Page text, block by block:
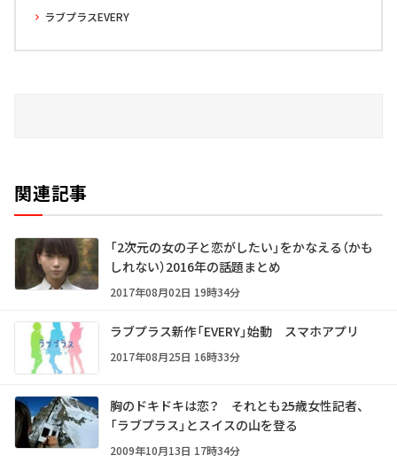
ラブプラスEVERY
関連記事
「2次元の女の子と恋がしたい」をかなえる（かも
しれない）2016年の話題まとめ
2017年08月02日 19時34分
ラブプラス新作「EVERY」始動 スマホアプリ
2017年08月25日 16時33分
胸のドキドキは恋？ それとも――25歳女性記者、
「ラブプラス」とスイスの山を登る
2009年10月13日 17時34分